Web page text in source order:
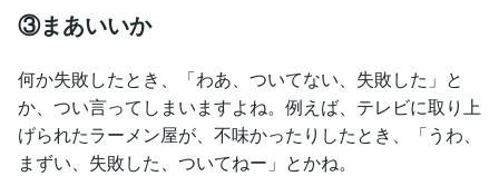
③まあいいか
何か失敗したとき、「わあ、ついてない、失敗した」と
か、つい言ってしまいますよね。例えば、テレビに取り上
げられたラーメン屋が、不味かったりしたとき、「うわ、
まずい、失敗した、ついてねー」とかね。